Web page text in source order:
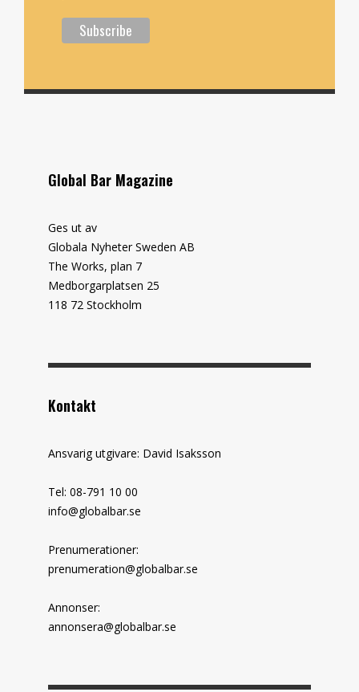
Global Bar Magazine
Ges ut av
Globala Nyheter Sweden AB
The Works, plan 7
Medborgarplatsen 25
118 72 Stockholm
Kontakt
Ansvarig utgivare: David Isaksson
Tel: 08-791 10 00
info@globalbar.se
Prenumerationer:
prenumeration@globalbar.se
Annonser:
annonsera@globalbar.se